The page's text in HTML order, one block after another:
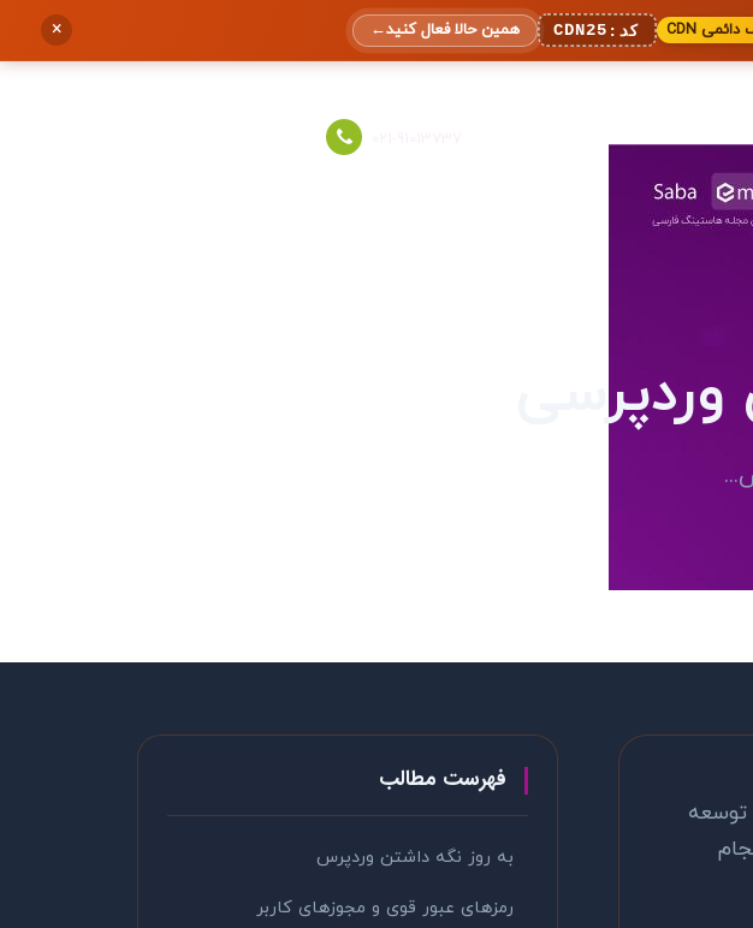
کد: CDN25 همین حالا فعال کنید←
×
فهرست مطالب
به روز نگه داشتن وردپرس
رمزهای عبور قوی و مجوزهای کاربر